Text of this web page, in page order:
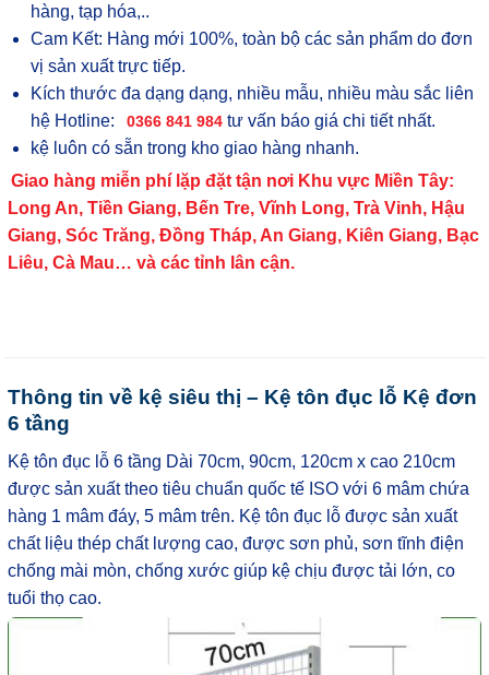
hàng, tạp hóa,..
Cam Kết: Hàng mới 100%, toàn bộ các sản phẩm do đơn
vị sản xuất trực tiếp.
Kích thước đa dạng dạng, nhiều mẫu, nhiều màu sắc liên
hệ Hotline:
0366 841 984tư vấn báo giá chi tiết nhất.
kệ luôn có sẵn trong kho giao hàng nhanh.
Giao hàng miễn phí lặp đặt tận nơi Khu vực Miền Tây:
Long An, Tiền Giang, Bến Tre, Vĩnh Long, Trà Vinh, Hậu
Giang, Sóc Trăng, Đồng Tháp, An Giang, Kiên Giang, Bạc
Liêu, Cà Mau… và các tỉnh lân cận.
Thông tin về kệ siêu thị – Kệ tôn đục lỗ Kệ đơn
6 tầng
Kệ tôn đục lỗ 6 tầng Dài 70cm, 90cm, 120cm x cao 210cm
được sản xuất theo tiêu chuẩn quốc tế ISO với 6 mâm chứa
hàng 1 mâm đáy, 5 mâm trên. Kệ tôn đục lỗ được sản xuất
chất liệu thép chất lượng cao, được sơn phủ, sơn tĩnh điện
chống mài mòn, chống xước giúp kệ chịu được tải lớn, co
tuổi thọ cao.